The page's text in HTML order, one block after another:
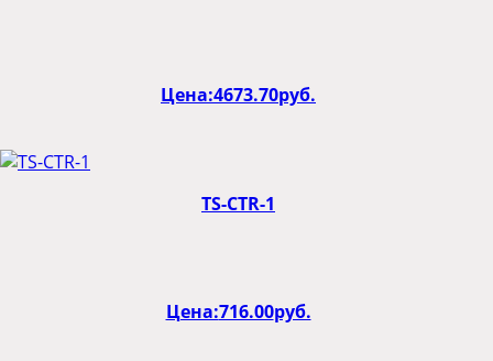
Цена:4673.70руб.
TS-CTR-1
Цена:716.00руб.